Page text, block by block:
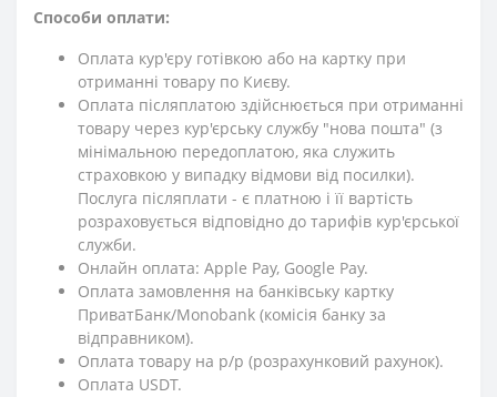
Способи оплати:
Оплата кур'єру готівкою або на картку при
отриманні товару по Києву.
Оплата післяплатою здійснюється при отриманні
товару через кур'єрську службу "нова пошта" (з
мінімальною передоплатою, яка служить
страховкою у випадку відмови від посилки).
Послуга післяплати - є платною і її вартість
розраховується відповідно до тарифів кур'єрської
служби.
Онлайн оплата: Apple Pay, Google Pay.
Оплата замовлення на банківську картку
ПриватБанк/Monobank (комісія банку за
відправником).
Оплата товару на р/р (розрахунковий рахунок).
Оплата USDT.